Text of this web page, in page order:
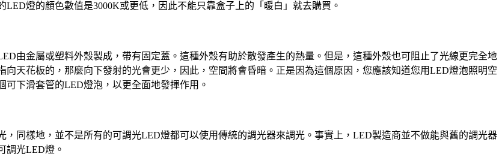
燈的顏色數值是3000K或更低，因此不能只靠盒子上的「暖白」就去購買。
由金屬或塑料外殼製成，帶有固定蓋。這種外殼有助於散發產生的熱量。但是，這種外殼也可阻止了光線更完全地
天花板的，那麼向下發射的光會更少，因此，空間將會昏暗。正是因為這個原因，您應該知道您用LED燈泡照明空
下滑套管的LED燈泡，以更全面地發揮作用。
同樣地，並不是所有的可調光LED燈都可以使用傳統的調光器來調光。事實上，LED製造商並不做能與舊的調光器
調光LED燈。